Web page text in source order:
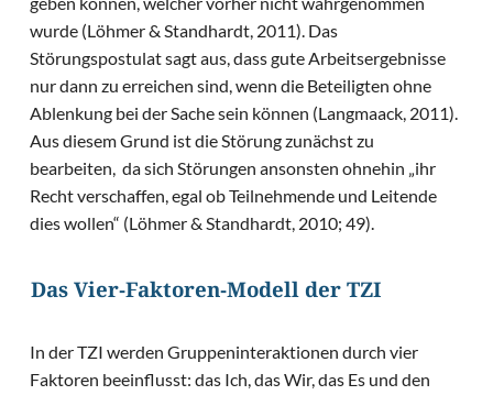
wurde (Löhmer & Standhardt, 2011). Das
Störungspostulat sagt aus, dass gute Arbeitsergebnisse
nur dann zu erreichen sind, wenn die Beteiligten ohne
Ablenkung bei der Sache sein können (Langmaack, 2011).
Aus diesem Grund ist die Störung zunächst zu
bearbeiten, da sich Störungen ansonsten ohnehin „ihr
Recht verschaffen, egal ob Teilnehmende und Leitende
dies wollen“ (Löhmer & Standhardt, 2010; 49).
Das Vier-Faktoren-Modell der TZI
In der TZI werden Gruppeninteraktionen durch vier
Faktoren beeinflusst: das Ich, das Wir, das Es und den